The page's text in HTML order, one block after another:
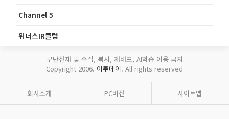
Channel 5
위너스IR클럽
무단전재 및 수집, 복사, 재배포, AI학습 이용 금지
Copyright 2006. 이투데이. All rights reserved
회사소개 PC버전 사이트맵